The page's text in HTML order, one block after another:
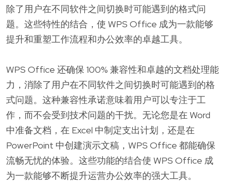
除了用户在不同软件之间切换时可能遇到的格式问
题。这些特性的结合，使 WPS Office 成为一款能够
提升和重塑工作流程和办公效率的卓越工具。
WPS Office 还确保 100% 兼容性和卓越的文档处理能
力，消除了用户在不同软件之间切换时可能遇到的格
式问题。这种兼容性承诺意味着用户可以专注于工
作，而不会受到技术问题的干扰。无论您是在 Word
中准备文档，在 Excel 中制定支出计划，还是在
PowerPoint 中创建演示文稿，WPS Office 都能确保
流畅无忧的体验。这些功能的结合使 WPS Office 成
为一款能够不断提升运营办公效率的强大工具。